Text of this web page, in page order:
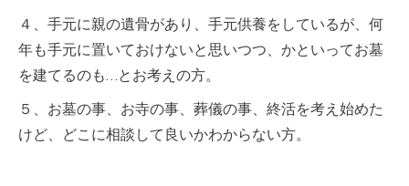
４、手元に親の遺骨があり、手元供養をしているが、何
年も手元に置いておけないと思いつつ、かといってお墓
を建てるのも…とお考えの方。
５、お墓の事、お寺の事、葬儀の事、終活を考え始めた
けど、どこに相談して良いかわからない方。